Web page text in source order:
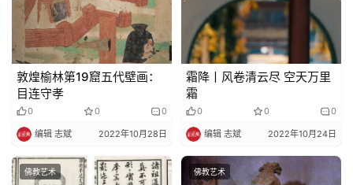
敦煌榆林第19窟五代壁画：
目连守孝
0 0 0
编辑 志斌 2022年10月28日
霜降丨风卷清云尽 空天万里
霜
0 0 0
编辑 志斌 2022年10月24日
佛教艺术 佛教艺术